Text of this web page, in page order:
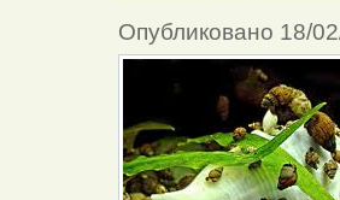
Опубликовано 18/